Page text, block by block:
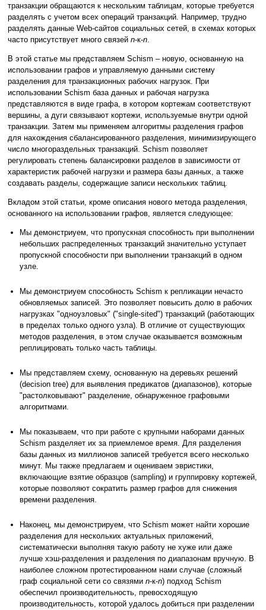
транзакции обращаются к нескольким таблицам, которые требуется
разделять с учетом всех операций транзакций. Например, трудно
разделять данные Web-сайтов социальных сетей, в схемах которых
часто присутствует много связей n-к-n.
В этой статье мы представляем Schism – новую, основанную на
использовании графов и управляемую данными систему
разделения для транзакционных рабочих нагрузок. При
использовании Schism база данных и рабочая нагрузка
представляются в виде графа, в котором кортежам соответствуют
вершины, а дуги связывают кортежи, используемые внутри одной
транзакции. Затем мы применяем алгоритмы разделения графов
для нахождения сбалансированного разделения, минимизирующего
число многораздельных транзакций. Schism позволяет
регулировать степень балансировки разделов в зависимости от
характеристик рабочей нагрузки и размера базы данных, а также
создавать разделы, содержащие записи нескольких таблиц.
Вкладом этой статьи, кроме описания нового метода разделения,
основанного на использовании графов, является следующее:
Мы демонстриуем, что пропускная способность при выполнении
небольших распределенных транзакций значительно уступает
пропускной способности при выполнении транзакций в одном
узле.
Мы демонстриуем способность Schism к репликации нечасто
обновляемых записей. Это позволяет повысить долю в рабочих
нагрузках "одноузловых" ("single-sited") транзакций (работающих
в пределах только одного узла). В отличие от существующих
методов разделения, в этом случае оказывается возможным
реплицировать только часть таблицы.
Мы представляем схему, основанную на деревьях решений
(decision tree) для выявления предикатов (диапазонов), которые
"растолковывают" разделение, обнаруженное графовыми
алгоритмами.
Мы показываем, что при работе с крупными наборами данных
Schism разделяет их за приемлемое время. Для разделения
базы данных из миллионов записей требуется всего несколько
минут. Мы также предлагаем и оцениваем эвристики,
включающие взятие образцов (sampling) и группировку кортежей,
которые позволяют сократить размер графов для снижения
времени разделения.
Наконец, мы демонстрируем, что Schism может найти хорошие
разделения для нескольких актуальных приложений,
систематически выполняя такую работу не хуже или даже
лучше хэш-разделения и разделения по диапазонам вручную. В
наиболее сложном протестированном нами случае (сложный
граф социальной сети со связями n-к-n) подход Schism
обеспечил производительность, превосходящую
производительность, которой удалось добиться при разделении